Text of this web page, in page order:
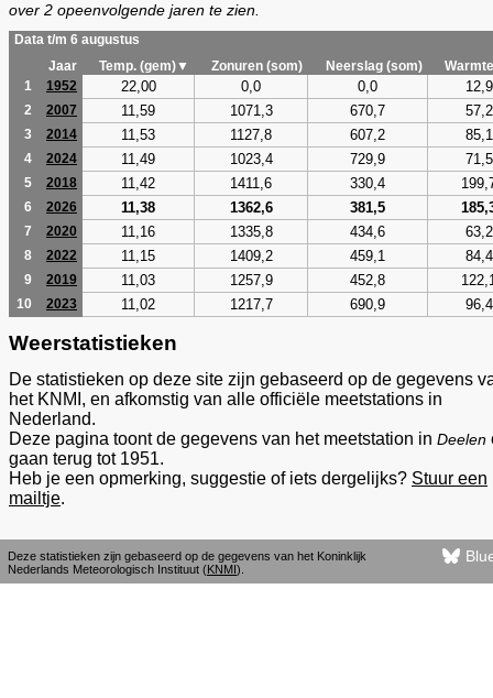
over 2 opeenvolgende jaren te zien.
Data t/m 6 augustus
Jaar
Temp. (gem)▼ Zonuren (som) Neerslag (som)
1
1952 22,00 0,0 0,0 12,9
2 2007 11,59 1071,3 670,7 57,2
3 2014 11,53 1127,8 607,2 85,1
4 2024 11,49 1023,4 729,9 71,5
5 2018 11,42 1411,6 330,4
6 2026 11,38 1362,6 381,5
7 2020 11,16 1335,8 434,6 63,2
8 2022 11,15 1409,2 459,1 84,4
9 2019 11,03 1257,9 452,8
10 2023 11,02 1217,7 690,9 96,4
Weerstatistieken
De statistieken op deze site zijn gebaseerd op de gegevens
het KNMI, en afkomstig van alle officiële meetstations in
Nederland.
Deze pagina toont de gegevens van het meetstation in Deelen
gaan terug tot 1951.
Heb je een opmerking, suggestie of iets dergelijks? Stuur een
mailtje.
Deze statistieken zijn gebaseerd op de gegevens van het Koninklijk
Nederlands Meteorologisch Instituut (KNMI).